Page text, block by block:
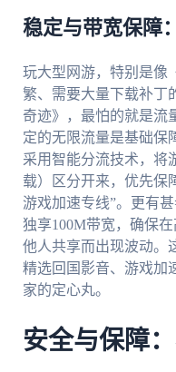
稳定与带宽保障
玩大型网游，特别是像
繁、需要大量下载补丁
奇迹》，最怕的就是流
定的无限流量是基础保
采用智能分流技术，将
载）区分开来，优先保
游戏加速专线”。更有
独享100M带宽，确保
他人共享而出现波动。
精选回国影音、游戏加
家的定心丸。
安全与保障